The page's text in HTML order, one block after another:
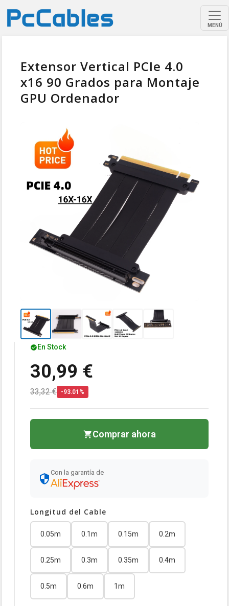
MENÚ
Extensor Vertical PCIe 4.0
x16 90 Grados para Montaje
GPU Ordenador
En Stock
30,99 €
33,32 € -93.01%
Comprar ahora
Con la garantía de
Longitud del Cable
0.05m 0.1m 0.15m 0.2m
0.25m 0.3m 0.35m 0.4m
0.5m 0.6m 1m